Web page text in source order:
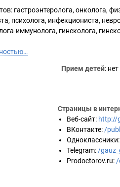
гастроэнтеролога, онколога,
психолога, инфекциониста,
иммунолога, гинеколога,
Прием детей: нет
Страницы в
Веб-сайт: http://
ВКонтакте: /
Одноклассники:
Telegram: /
Prodoctorov.ru: /